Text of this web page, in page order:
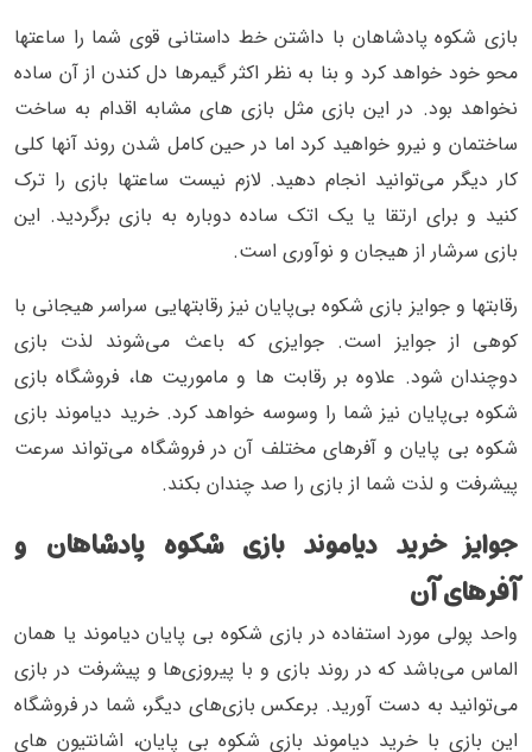
بازی شکوه پادشاهان با داشتن خط داستانی قوی شما را ساعتها
محو خود خواهد کرد و بنا به نظر اکثر گیمرها دل کندن از آن ساده
نخواهد بود. در این بازی مثل بازی های مشابه اقدام به ساخت
ساختمان و نیرو خواهید کرد اما در حین کامل شدن روند آنها کلی
کار دیگر می‌توانید انجام دهید. لازم نیست ساعتها بازی را ترک
کنید و برای ارتقا یا یک اتک ساده دوباره به بازی برگردید. این
بازی سرشار از هیجان و نوآوری است.
رقابتها و جوایز بازی شکوه بی‌پایان نیز رقابتهایی سراسر هیجانی با
کوهی از جوایز است. جوایزی که باعث می‌شوند لذت بازی
دوچندان شود. علاوه بر رقابت ها و ماموریت ها، فروشگاه بازی
شکوه بی‌پایان نیز شما را وسوسه خواهد کرد. خرید دیاموند بازی
شکوه بی پایان و آفرهای مختلف آن در فروشگاه می‌تواند سرعت
پیشرفت و لذت شما از بازی را صد چندان بکند.
جوایز خرید دیاموند بازی شکوه پادشاهان و
آفرهای آن
واحد پولی مورد استفاده در بازی شکوه بی پایان دیاموند یا همان
الماس می‌باشد که در روند بازی و با پیروزی‌ها و پیشرفت در بازی
می‌توانید به دست آورید. برعکس بازی‌های دیگر، شما در فروشگاه
این بازی با خرید دیاموند بازی شکوه بی پایان، اشانتیون های